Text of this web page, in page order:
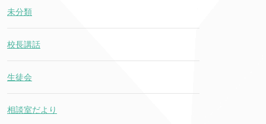
未分類
校長講話
生徒会
相談室だより